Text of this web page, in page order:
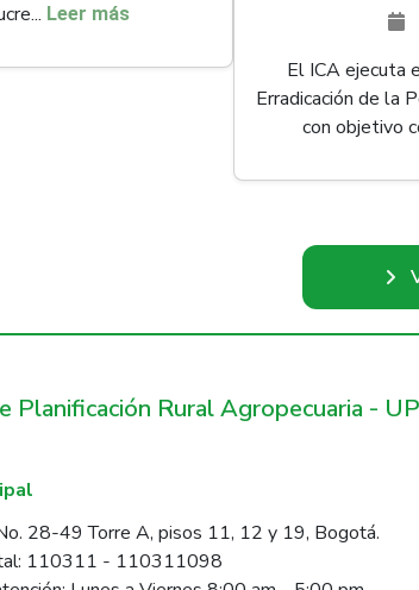
Leer más
El ICA ejecuta
Erradicación de la
con objetivo
Planificación Rural Agropecuaria -
28-49 Torre A, pisos 11, 12 y 19, Bogotá.
110311 - 110311098